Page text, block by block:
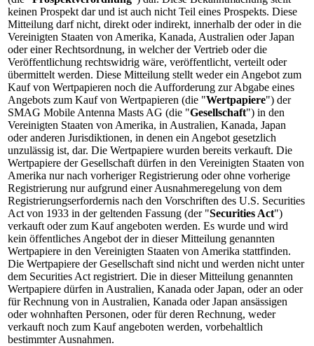
keinen Prospekt dar und ist auch nicht Teil eines Prospekts. Diese
Mitteilung darf nicht, direkt oder indirekt, innerhalb der oder in die
Vereinigten Staaten von Amerika, Kanada, Australien oder Japan
oder einer Rechtsordnung, in welcher der Vertrieb oder die
Veröffentlichung rechtswidrig wäre, veröffentlicht, verteilt oder
übermittelt werden. Diese Mitteilung stellt weder ein Angebot zum
Kauf von Wertpapieren noch die Aufforderung zur Abgabe eines
Angebots zum Kauf von Wertpapieren (die "Wertpapiere") der
SMAG Mobile Antenna Masts AG (die "Gesellschaft") in den
Vereinigten Staaten von Amerika, in Australien, Kanada, Japan
oder anderen Jurisdiktionen, in denen ein Angebot gesetzlich
unzulässig ist, dar. Die Wertpapiere wurden bereits verkauft. Die
Wertpapiere der Gesellschaft dürfen in den Vereinigten Staaten von
Amerika nur nach vorheriger Registrierung oder ohne vorherige
Registrierung nur aufgrund einer Ausnahmeregelung von dem
Registrierungserfordernis nach den Vorschriften des U.S. Securities
Act von 1933 in der geltenden Fassung (der "Securities Act")
verkauft oder zum Kauf angeboten werden. Es wurde und wird
kein öffentliches Angebot der in dieser Mitteilung genannten
Wertpapiere in den Vereinigten Staaten von Amerika stattfinden.
Die Wertpapiere der Gesellschaft sind nicht und werden nicht unter
dem Securities Act registriert. Die in dieser Mitteilung genannten
Wertpapiere dürfen in Australien, Kanada oder Japan, oder an oder
für Rechnung von in Australien, Kanada oder Japan ansässigen
oder wohnhaften Personen, oder für deren Rechnung, weder
verkauft noch zum Kauf angeboten werden, vorbehaltlich
bestimmter Ausnahmen.